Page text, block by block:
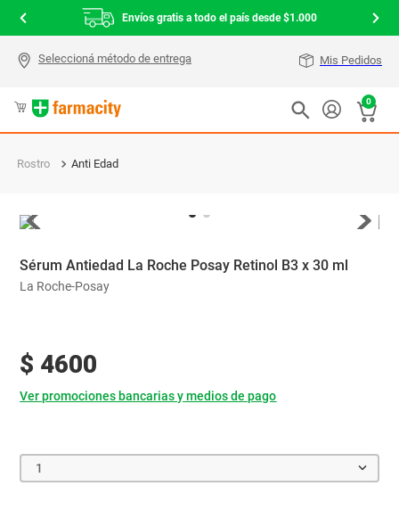
Envíos gratis a todo el país desde $1.000
Mis Pedidos
0
Rostro Anti Edad
Sérum Antiedad La Roche Posay Retinol B3 x 30 ml
La Roche-Posay
$ 4600
Ver promociones bancarias y medios de pago
1